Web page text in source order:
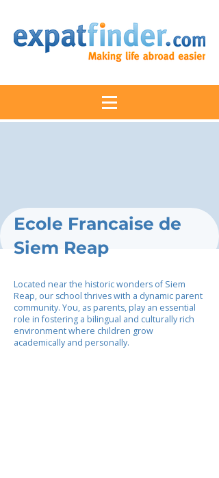
Ecole Francaise de
Siem Reap
Located near the historic wonders of Siem
Reap, our school thrives with a dynamic parent
community. You, as parents, play an essential
role in fostering a bilingual and culturally rich
environment where children grow
academically and personally.